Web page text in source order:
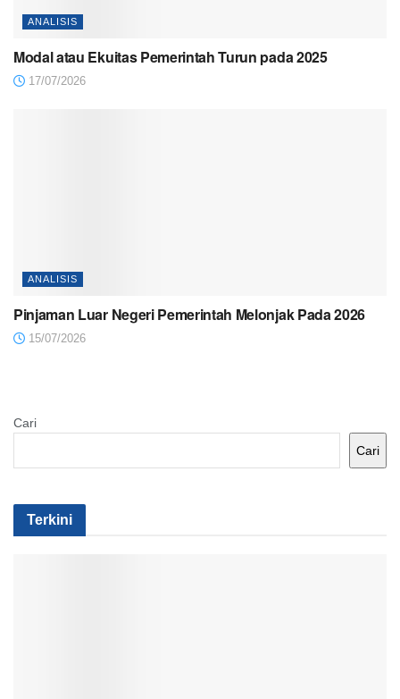
ANALISIS
Modal atau Ekuitas Pemerintah Turun pada 2025
17/07/2026
ANALISIS
Pinjaman Luar Negeri Pemerintah Melonjak Pada 2026
15/07/2026
Cari
Cari
Terkini